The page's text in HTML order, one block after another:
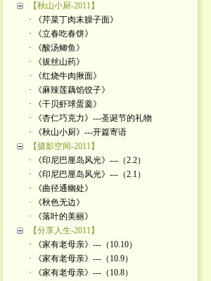
【秋山小厨-2011】
· 《芹菜丁肉末臊子面》
· 《立春吃春饼》
· 《酸汤鲫鱼》
· 《拔丝山药》
· 《红烧牛肉揪面》
· 《麻辣莲藕馅饺子》
· 《干贝虾球蛋羹》
· 《杏仁巧克力》---圣诞节的礼物
· 《秋山小厨》---开篇寄语
【摄影空间-2011】
· 《印尼巴厘岛风光》---（2.2）
· 《印尼巴厘岛风光》---（2.1）
· 《曲径通幽处》
· 《秋色无边》
· 《落叶的美丽》
【分享人生-2011】
· 《家有老母亲》---（10.10）
· 《家有老母亲》---（10.9）
· 《家有老母亲》---（10.8）